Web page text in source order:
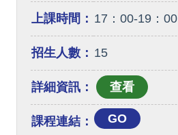
上課時間： 17：00-19：00
招生人數： 15
詳細資訊：
課程連結： GO